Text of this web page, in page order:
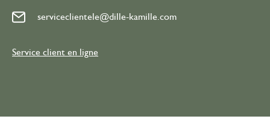
serviceclientele@dille-kamille.com
Service client en ligne